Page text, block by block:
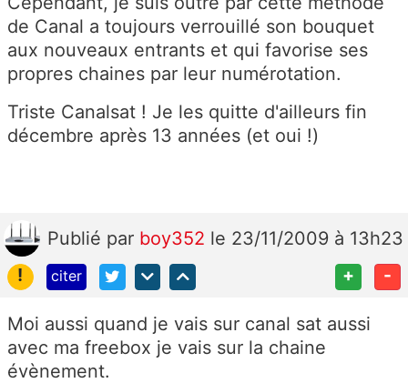
de Canal a toujours verrouillé son bouquet
aux nouveaux entrants et qui favorise ses
propres chaines par leur numérotation.
Triste Canalsat ! Je les quitte d'ailleurs fin
décembre après 13 années (et oui !)
Publié par boy352 le 23/11/2009 à 13h23
!
citer + -
Moi aussi quand je vais sur canal sat aussi
avec ma freebox je vais sur la chaine
évènement.